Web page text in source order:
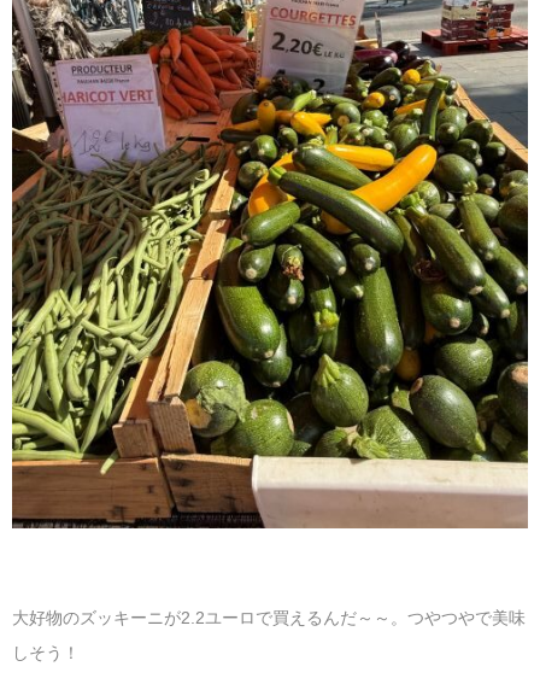
大好物のズッキーニが2.2ユーロで買えるんだ～～。つやつやで美味
しそう！